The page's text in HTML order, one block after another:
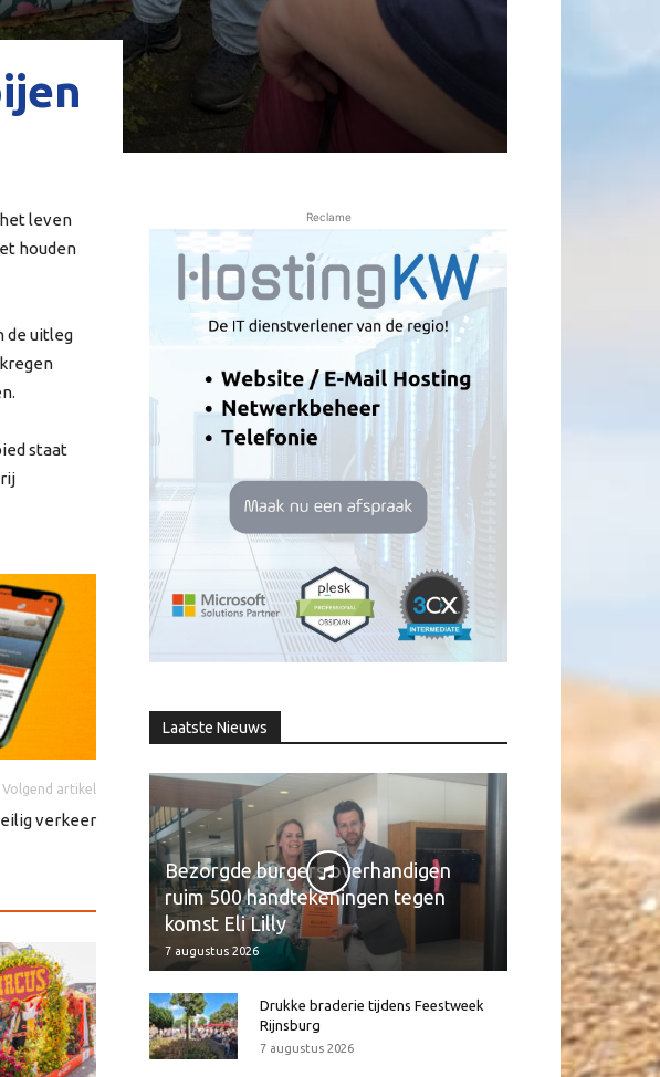
leven
houden
de uitleg
staat
Volgend artikel
verkeer
Reclame
Laatste Nieuws
Bezorgde burgers overhandigen
ruim 500 handtekeningen tegen
komst Eli Lilly
7 augustus 2026
Drukke braderie tijdens Feestweek
Rijnsburg
7 augustus 2026